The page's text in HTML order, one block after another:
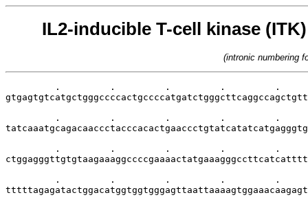
IL2-inducible T-cell kinase
(intronic numbering
.         .         .         .         .
.         .         .         .         .
.         .         .         .         .
.         .         .         .         .